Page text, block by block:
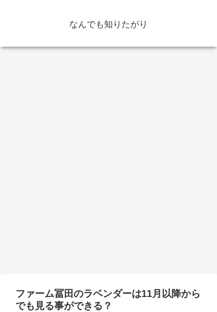
なんでも知りたがり
ファーム冨田のラベンダーは11月以降から
でも見る事ができる？